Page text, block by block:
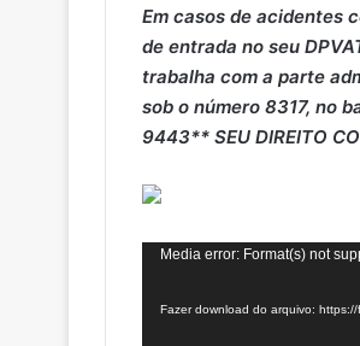
Em casos de acidentes
de entrada no seu
trabalha com a parte
sob o número 8317, no
9443** SEU DIREITO
Tocador
vídeo
Media error: Format(s) not
Fazer download do arquivo: